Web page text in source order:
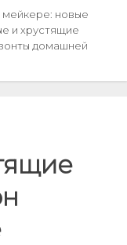
мейкере: новые
и хрустящие
домашней